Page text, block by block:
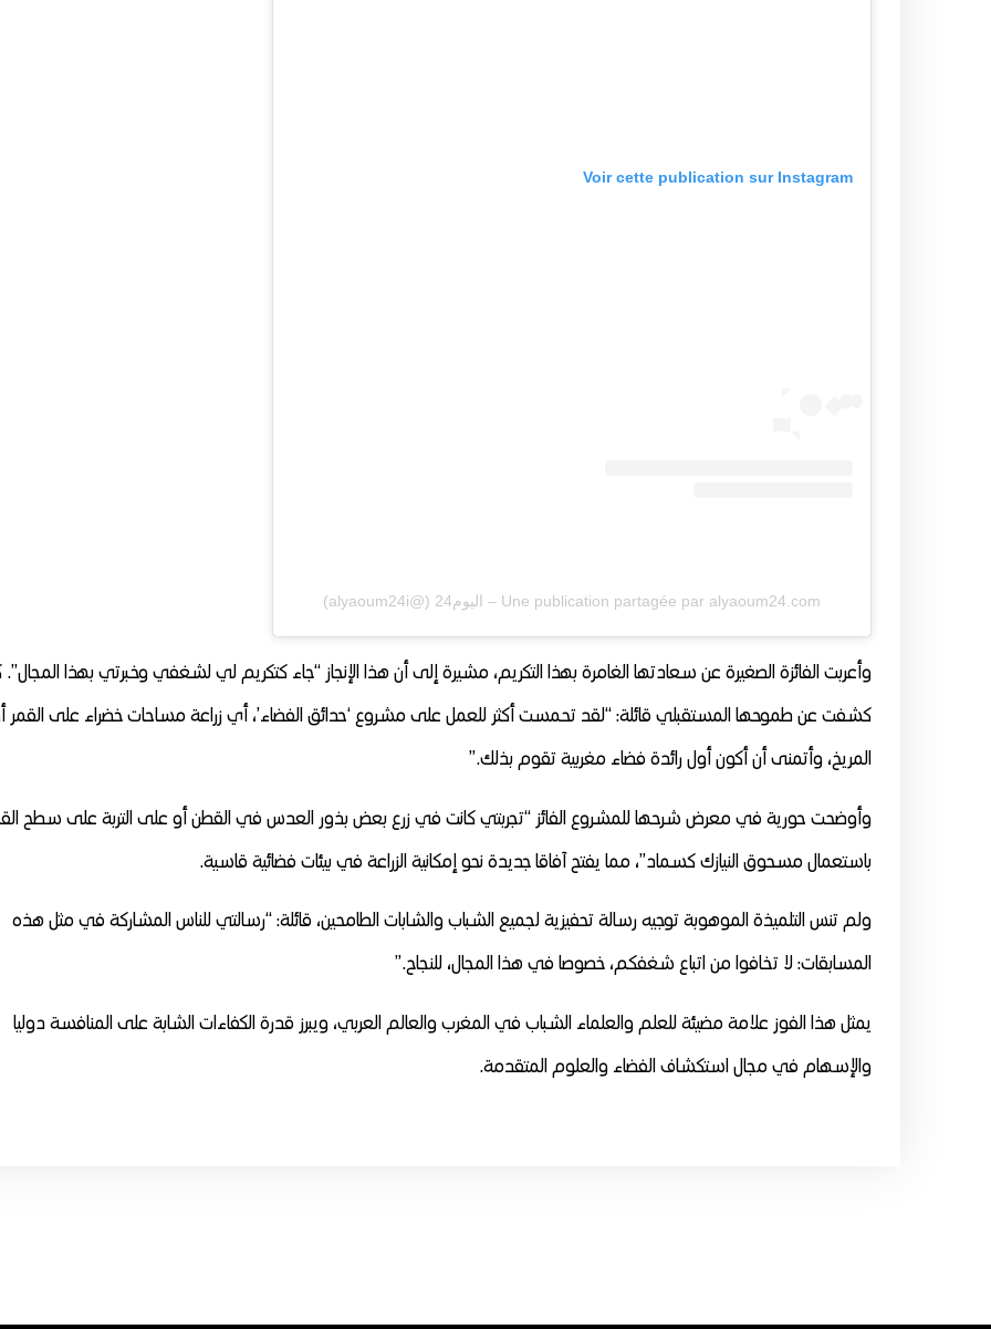
Voir cette publication sur Instagram
Une publication partagée par alyaoum24.com – اليوم24 (@alyaoum24i)
وأعربت الفائزة الصغيرة عن سعادتها الغامرة بهذا التكريم، مشيرة إلى أن هذا الإنجاز “جاء كتكريم لي لشغفي وخبرتي بهذا المجال”.
كشفت عن طموحها المستقبلي قائلة: “لقد تحمست أكثر للعمل على مشروع ‘حدائق الفضاء’، أي زراعة مساحات خضراء على القمر
المريخ، وأتمنى أن أكون أول رائدة فضاء مغربية تقوم بذلك.”
وأوضحت حورية في معرض شرحها للمشروع الفائز “تجربتي كانت في زرع بعض بذور العدس في القطن أو على التربة على سطح
باستعمال مسحوق النيازك كسماد”، مما يفتح آفاقا جديدة نحو إمكانية الزراعة في بيئات فضائية قاسية.
ولم تنس التلميذة الموهوبة توجيه رسالة تحفيزية لجميع الشباب والشابات الطامحين، قائلة: “رسالتي للناس المشاركة في مثل هذه
المسابقات: لا تخافوا من اتباع شغفكم، خصوصا في هذا المجال، للنجاح.”
يمثل هذا الفوز علامة مضيئة للعلم والعلماء الشباب في المغرب والعالم العربي، ويبرز قدرة الكفاءات الشابة على المنافسة دوليا
والإسهام في مجال استكشاف الفضاء والعلوم المتقدمة.